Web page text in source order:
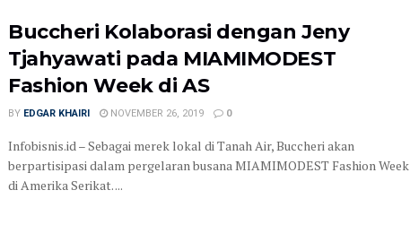
Buccheri Kolaborasi dengan Jeny
Tjahyawati pada MIAMIMODEST
Fashion Week di AS
BY EDGAR KHAIRI NOVEMBER 26, 2019 0
Infobisnis.id – Sebagai merek lokal di Tanah Air, Buccheri akan
berpartisipasi dalam pergelaran busana MIAMIMODEST Fashion Week
di Amerika Serikat. ...